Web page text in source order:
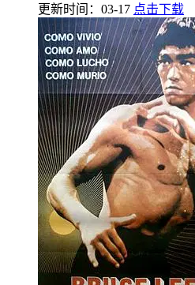
更新时间：03-17 点击下载